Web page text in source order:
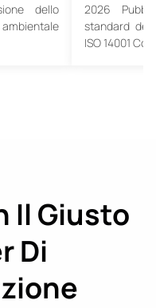
dello
2026
standard del
ISO 14001
Il Giusto
Di